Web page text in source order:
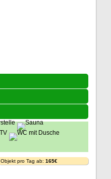
Objekt pro Tag ab: 165€